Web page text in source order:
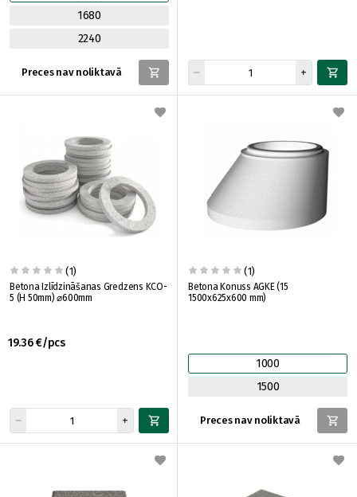
1680
2240
Preces nav noliktavā
(1)
Betona Izlīdzināšanas Gredzens KCO-
5 (H 50mm) ⌀600mm
19.36 €/pcs
(1)
Betona Konuss AGKE (15
1500x625x600 mm)
1000
1500
Preces nav noliktavā